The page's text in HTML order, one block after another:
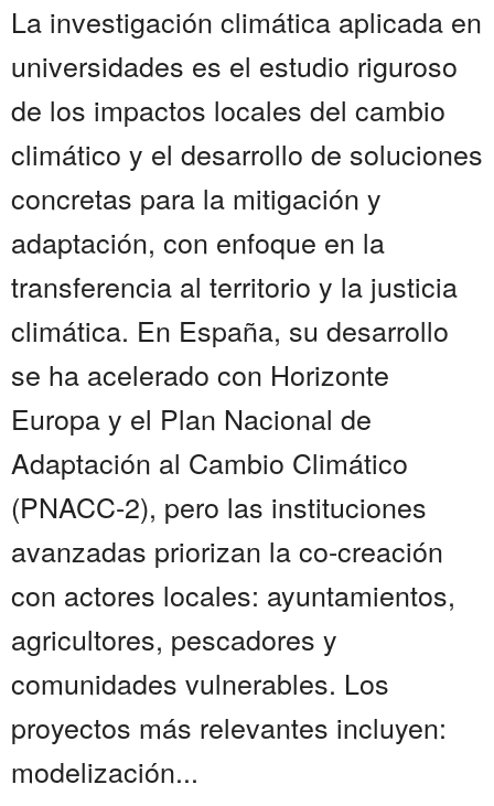
La investigación climática aplicada en
universidades es el estudio riguroso
de los impactos locales del cambio
climático y el desarrollo de soluciones
concretas para la mitigación y
adaptación, con enfoque en la
transferencia al territorio y la justicia
climática. En España, su desarrollo
se ha acelerado con Horizonte
Europa y el Plan Nacional de
Adaptación al Cambio Climático
(PNACC-2), pero las instituciones
avanzadas priorizan la co-creación
con actores locales: ayuntamientos,
agricultores, pescadores y
comunidades vulnerables. Los
proyectos más relevantes incluyen:
modelización...